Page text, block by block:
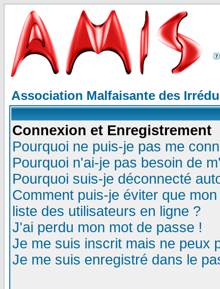
Association Malfaisante des
Connexion et Enregistrement
Pourquoi ne puis-je pas me
Pourquoi n'ai-je pas besoin de
Pourquoi suis-je déconnecté
Comment puis-je éviter que
liste des utilisateurs en ligne ?
J'ai perdu mon mot de passe !
Je me suis inscrit mais ne peux
Je me suis enregistré dans le